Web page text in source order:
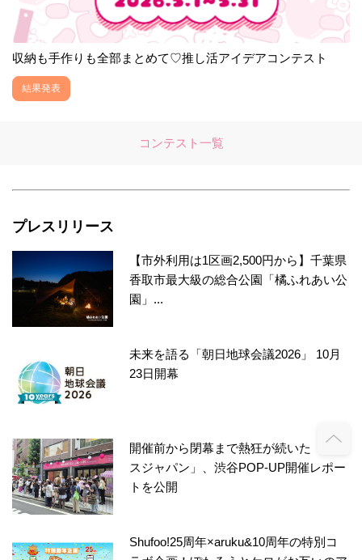
収納も手作りも全部まとめて♡推し活アイデアコンテスト
結果発表
コンテスト一覧
プレスリリース
【市外利用は1区画2,500円から】千葉県
香取市最大級の総合公園「橘ふれあい公
園」...
未来を語る「朝日地球会議2026」 10月
23日開幕
開催前から閉幕まで熱狂が続いた「ソン
スジャパン」、渋谷POP-UP開催レポー
トを公開
Shufoo!25周年×aruku&10周年の特別コ